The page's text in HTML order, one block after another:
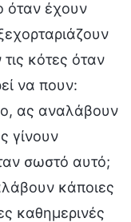
όταν έχουν
κότες όταν
να πουν:
ας αναλάβουν
γίνουν
σωστό αυτό;
κάποιες
καθημερινές